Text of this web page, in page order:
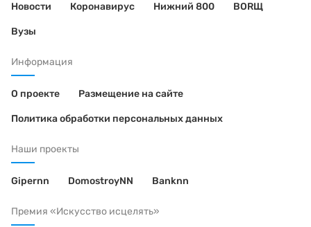
Новости Коронавирус Нижний 800 BORЩ
Вузы
Информация
О проекте Размещение на сайте
Политика обработки персональных данных
Наши проекты
Gipernn DomostroyNN Banknn
Премия «Искусство исцелять»